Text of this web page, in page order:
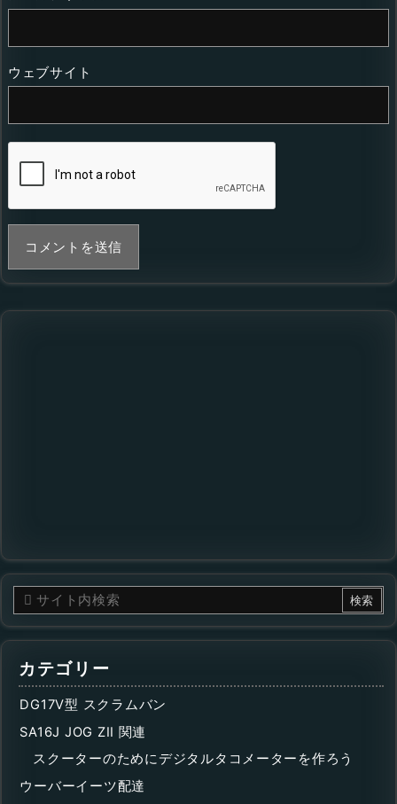
ウェブサイト
カテゴリー
DG17V型 スクラムバン
SA16J JOG ZII 関連
スクーターのためにデジタルタコメーターを作ろう
ウーバーイーツ配達